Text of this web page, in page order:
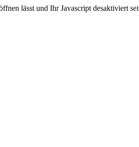
lässt und Ihr Javascript desaktiviert